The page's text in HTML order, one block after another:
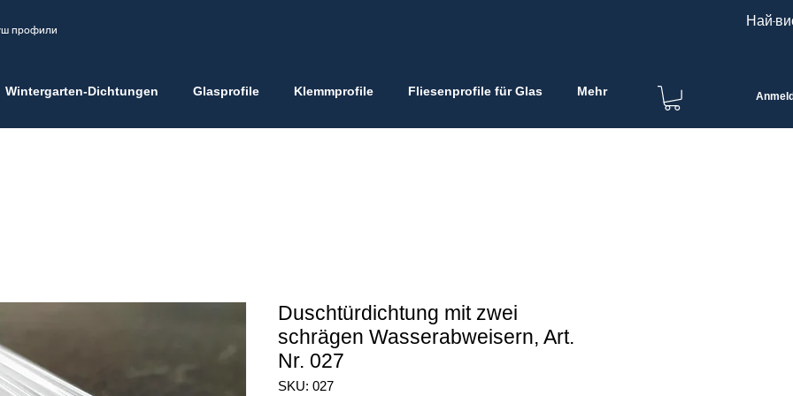
профили Най-
Wintergarten-Dichtungen Glasprofile Klemmprofile Fliesenprofile für Glas Mehr
Duschtürdichtung mit zwei
schrägen Wasserabweisern, Art.
Nr. 027
SKU: 027